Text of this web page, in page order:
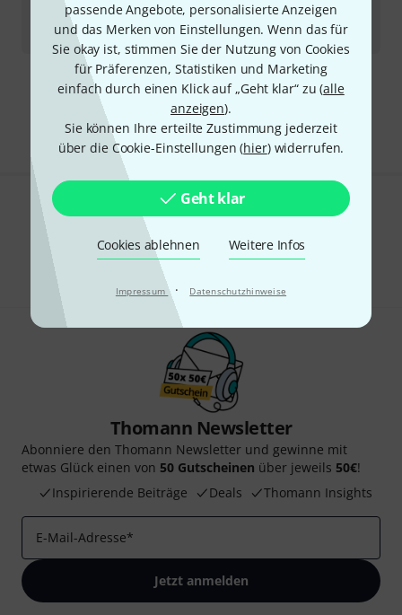
passende Angebote, personalisierte Anzeigen
und das Merken von Einstellungen. Wenn das für
Sie okay ist, stimmen Sie der Nutzung von Cookies
für Präferenzen, Statistiken und Marketing
einfach durch einen Klick auf „Geht klar“ zu (alle
anzeigen).
Sie können Ihre erteilte Zustimmung jederzeit
über die Cookie-Einstellungen (hier) widerrufen.
Geht klar
Cookies ablehnen Weitere Infos
Impressum · Datenschutzhinweise
65 €
UVP:81,20 €
-20%
Kostenloser Versand ab 29 €
Alle Preise inkl. MwSt.
Gefällt Ihnen, was Sie sehen?
Teilen Hilfe & Feedback
Thomann Newsletter
Abonniere den Thomann Newsletter und gewinne mit
etwas Glück einen von 50 Gutscheinen über jeweils 50€!
Inspirierende Beiträge
Deals Thomann Insights
E-Mail-Adresse*
Jetzt anmelden